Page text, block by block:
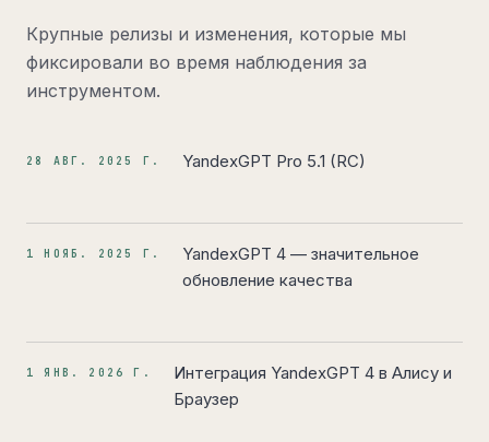
Крупные релизы и изменения, которые мы
фиксировали во время наблюдения за
инструментом.
28 АВГ. 2025 Г. YandexGPT Pro 5.1 (RC)
1 НОЯБ. 2025 Г.
YandexGPT 4 — значительное
обновление качества
1 ЯНВ. 2026 Г.
Интеграция YandexGPT 4 в Алису и
Браузер